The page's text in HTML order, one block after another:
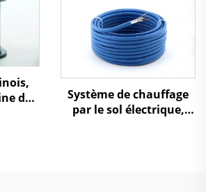
de
Système de chauffage
par le sol électrique,